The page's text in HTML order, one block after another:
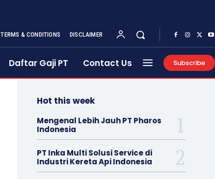
TERMS & CONDITIONS DISCLAIMER
Daftar Gaji PT Contact Us Subscribe
Hot this week
Mengenal Lebih Jauh PT Pharos
Indonesia
PT Inka Multi Solusi Service di
Industri Kereta Api Indonesia